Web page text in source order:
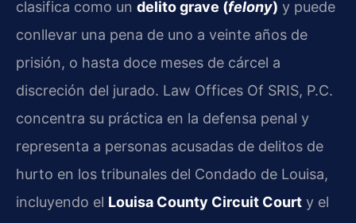
clasifica como un delito grave (felony) y puede
conllevar una pena de uno a veinte años de
prisión, o hasta doce meses de cárcel a
discreción del jurado. Law Offices Of SRIS, P.C.
concentra su práctica en la defensa penal y
representa a personas acusadas de delitos de
hurto en los tribunales del Condado de Louisa,
incluyendo el Louisa County Circuit Court y el